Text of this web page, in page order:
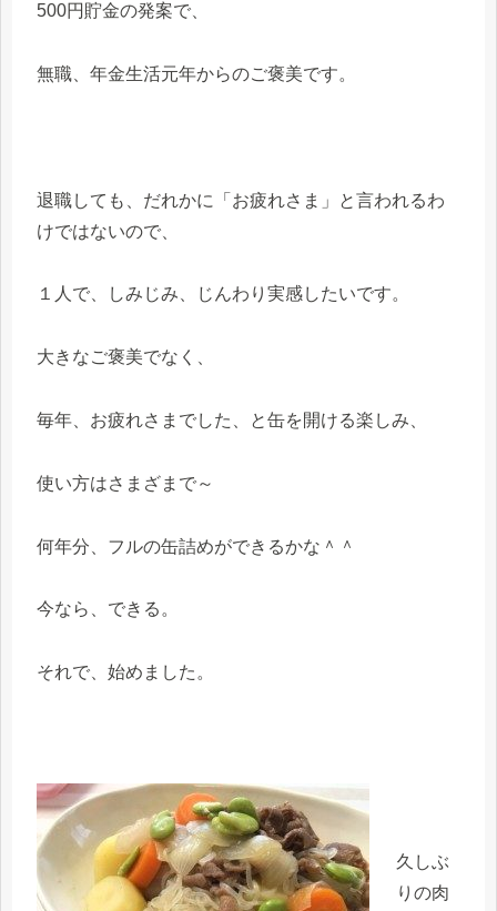
500円貯金の発案で、
無職、年金生活元年からのご褒美です。
退職しても、だれかに「お疲れさま」と言われるわ
けではないので、
１人で、しみじみ、じんわり実感したいです。
大きなご褒美でなく、
毎年、お疲れさまでした、と缶を開ける楽しみ、
使い方はさまざまで～
何年分、フルの缶詰めができるかな＾＾
今なら、できる。
それで、始めました。
久しぶ
りの肉